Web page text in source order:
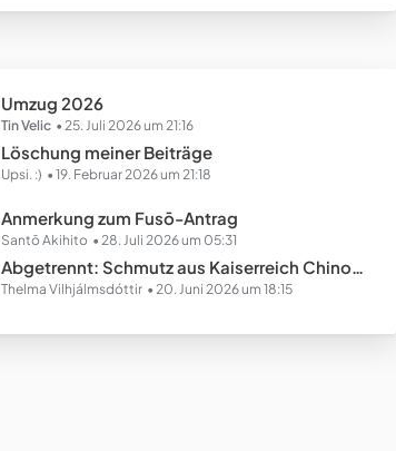
Umzug 2026
Tin Velic 25. Juli 2026 um 21:16
Löschung meiner Beiträge
Upsi. :) 19. Februar 2026 um 21:18
Anmerkung zum Fusō-Antrag
Santō Akihito 28. Juli 2026 um 05:31
Abgetrennt: Schmutz aus Kaiserreich Chinopien (Ausgestaltungsstaat)
Thelma Vilhjálmsdóttir 20. Juni 2026 um 18:15